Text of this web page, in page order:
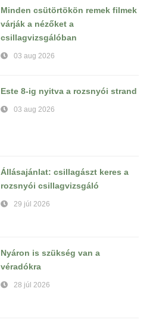
Minden csütörtökön remek filmek
várják a nézőket a
csillagvizsgálóban
03 aug 2026
Este 8-ig nyitva a rozsnyói strand
03 aug 2026
Állásajánlat: csillagászt keres a
rozsnyói csillagvizsgáló
29 júl 2026
Nyáron is szükség van a
véradókra
28 júl 2026